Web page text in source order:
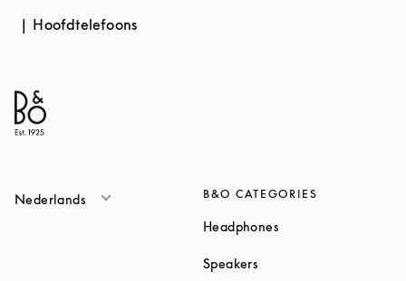
Hoofdtelefoons
Nederlands B&O CATEGORIES
Headphones
Speakers